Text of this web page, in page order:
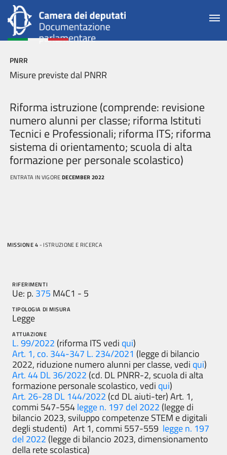
PNRR
Misure previste dal PNRR
Riforma istruzione (comprende: revisione
numero alunni per classe; riforma Istituti
Tecnici e Professionali; riforma ITS; riforma
sistema di orientamento; scuola di alta
formazione per personale scolastico)
ENTRATA IN VIGOREDECEMBER 2022
MISSIONE 4 - ISTRUZIONE E RICERCA
RIFERIMENTI
Ue: p. 375 M4C1 - 5
TIPOLOGIA DI MISURA
Legge
ATTUAZIONE
L. 99/2022 (riforma ITS vedi qui)
Art. 1, co. 344-347 L. 234/2021 (legge di bilancio
2022, riduzione numero alunni per classe, vedi qui)
Art. 44 DL 36/2022 (cd. DL PNRR-2, scuola di alta
formazione personale scolastico, vedi qui)
Art. 26-28 DL 144/2022 (cd DL aiuti-ter) Art. 1,
commi 547-554legge n. 197 del 2022 (legge di
bilancio 2023, sviluppo competenze STEM e digitali
degli studenti) Art 1, commi 557-559 legge n. 197
del 2022 (legge di bilancio 2023, dimensionamento
della rete scolastica)